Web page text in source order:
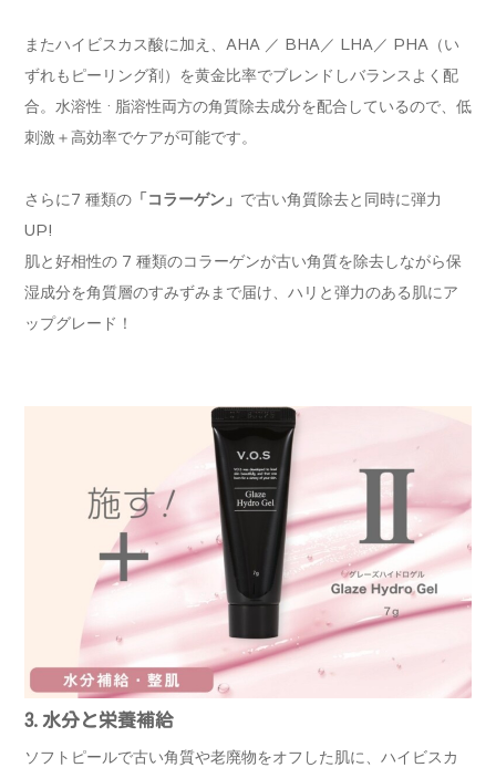
またハイビスカス酸に加え、AHA ／ BHA／ LHA／ PHA（い
ずれもピーリング剤）を黄金比率でブレンドしバランスよく配
合。水溶性 · 脂溶性両方の角質除去成分を配合しているので、低
刺激＋高効率でケアが可能です。
さらに7 種類の 「コラーゲン」 で古い角質除去と同時に弾力
UP!
肌と好相性の 7 種類のコラーゲンが古い角質を除去しながら保
湿成分を角質層のすみずみまで届け、ハリと弾力のある肌にア
ップグレード！
3.水分と栄養補給
ソフトピールで古い角質や老廃物をオフした肌に、ハイビスカ